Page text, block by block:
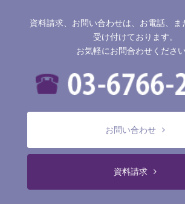
資料請求、お問い合わせは、お電話、ま
受け付けております。
お気軽にお問合わせください
お問い合わせ
資料請求